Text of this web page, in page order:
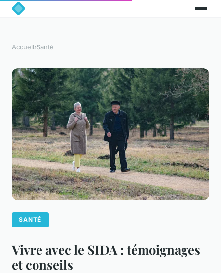
Accueil›Santé
SANTÉ
Vivre avec le SIDA : témoignages
et conseils